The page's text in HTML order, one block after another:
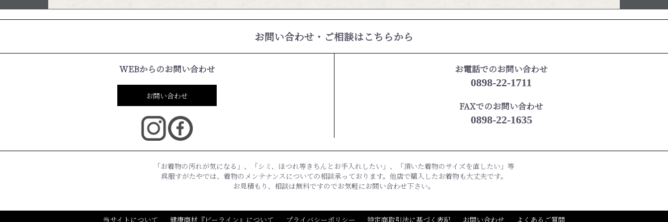
お問い合わせ・ご相談はこちらから
WEBからのお問い合わせ
お問い合わせ
お電話でのお問い合わせ
0898-22-1711
FAXでのお問い合わせ
0898-22-1635
「お着物の汚れが気になる」、「シミ、ほつれ等きちんとお手入れしたい」、「頂いた着物のサイズを直したい」等
呉服すがたやでは、着物のメンテナンスについての相談承っております。他店で購入したお着物も大丈夫です。
お見積もり、相談は無料ですのでお気軽にお問い合わせ下さい。
当サイトについて 健康商材『ビーライン』について プライバシーポリシー 特定商取引法に基づく表記 お問い合わせ よくあるご質問